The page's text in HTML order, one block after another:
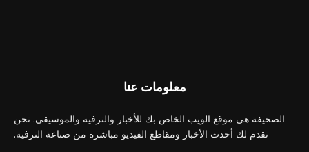
معلومات عنا
الصحيفة هي موقع الويب الخاص بك للأخبار والترفيه والموسيقى. نحن
نقدم لك أحدث الأخبار ومقاطع الفيديو مباشرة من صناعة الترفيه.